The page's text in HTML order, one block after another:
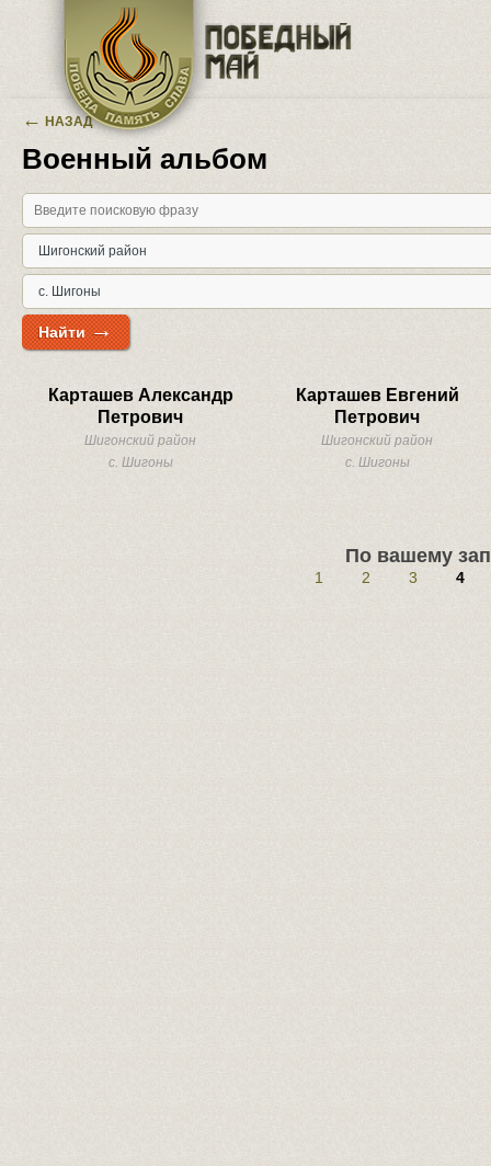
Перейти к основному содержанию
← НАЗАД
Военный альбом
Найти→
Карташев Александр
Петрович
Шигонский район
с. Шигоны
Карташев Евгений
Петрович
Шигонский район
с. Шигоны
По вашему
1 2 3 4